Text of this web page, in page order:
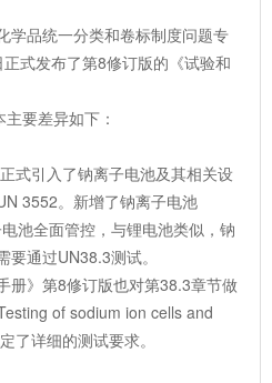
学品统一分类和卷标制度问题专
式发布了第8修订版的《试验和
要差异如下：
式引入了钠离子电池及其相关设
3552。新增了钠离子电池
池全面管控，与锂电池类似，钠
通过UN38.3测试。
册》第8修订版也对第38.3章节做
of sodium ion cells and
了详细的测试要求。